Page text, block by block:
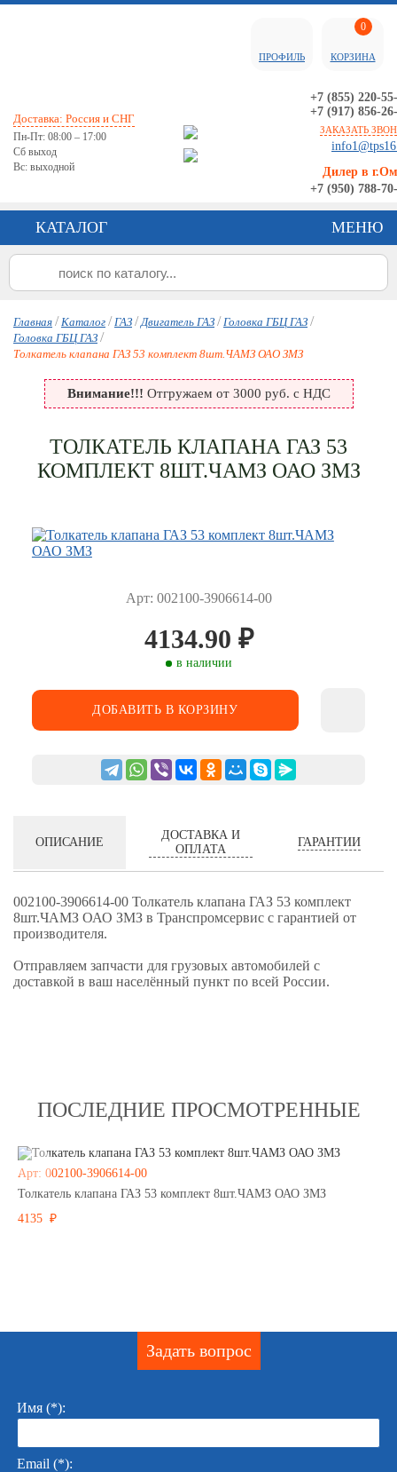
Доставка: Россия и СНГ
Пн-Пт: 08:00 – 17:00
Сб выход
Вс: выходной
+7 (855) 220-
+7 (917) 856-
ЗАКАЗАТЬ
Дилер в
+7 (950) 788-
ПРОФИЛЬ
0
КОРЗИНА
КАТАЛОГ МЕНЮ
Главная / Каталог / ГАЗ / Двигатель ГАЗ / Головка ГБЦ ГАЗ /
Головка ГБЦ ГАЗ /
Толкатель клапана ГАЗ 53 комплект 8шт.ЧАМЗ ОАО ЗМЗ
Внимание!!! Отгружаем от 3000 руб. с НДС
ТОЛКАТЕЛЬ КЛАПАНА ГАЗ 53
КОМПЛЕКТ 8ШТ.ЧАМЗ ОАО ЗМЗ
Арт: 002100-3906614-00
4134.90 ₽
в наличии
ДОБАВИТЬ В КОРЗИНУ
ОПИСАНИЕ
ДОСТАВКА И
ОПЛАТА
ГАРАНТИИ
002100-3906614-00 Толкатель клапана ГАЗ 53 комплект
8шт.ЧАМЗ ОАО ЗМЗ в Транспромсервис с гарантией от
производителя.
Отправляем запчасти для грузовых автомобилей с
доставкой в ваш населённый пункт по всей России.
ПОСЛЕДНИЕ ПРОСМОТРЕННЫЕ
Арт: 002100-3906614-00
Толкатель клапана ГАЗ 53 комплект 8шт.ЧАМЗ ОАО ЗМЗ
4135 ₽
Задать вопрос
Имя (*):
Email (*):